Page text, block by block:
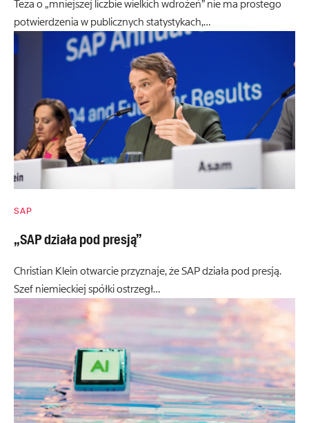
Teza o „mniejszej liczbie wielkich wdrożeń” nie ma prostego
potwierdzenia w publicznych statystykach,…
SAP
„SAP działa pod presją”
Christian Klein otwarcie przyznaje, że SAP działa pod presją.
Szef niemieckiej spółki ostrzegł…